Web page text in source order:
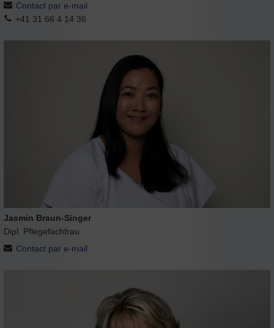
Contact par e-mail
+41 31 66 4 14 36
Jasmin Braun-Singer
Dipl. Pflegefachfrau
Contact par e-mail